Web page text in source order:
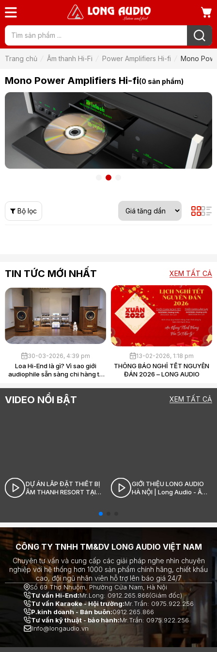
Trang chủ Âm thanh Hi-Fi Power Amplifiers Hi-fi Mono
Mono Power Amplifiers Hi-fi(0 sản phẩm)
Bộ lọc
TIN TỨC MỚI NHẤT XEM TẤT CẢ
30-03-2026, 4:39 pm
Loa Hi-End là gì? Vì sao giới
audiophile sẵn sàng chi hàng tỷ
13-02-2026, 1:18 pm
THÔNG BÁO NGHỈ TẾT NGUYÊN
ĐÁN 2026 – LONG AUDIO
VIDEO NỔI BẬT XEM TẤT CẢ
DỰ ÁN LẮP ĐẶT THIẾT BỊ
ÂM THANH RESORT TẠI
GIỚI THIỆU LONG AUDIO
HÀ NỘI | Long Audio - Âm
CÔNG TY TNHH TM&DV LONG AUDIO VIỆT NAM
Chuyên tư vấn và cung cấp các giải pháp nghe nhìn chuyên
nghiệp với hệ thống hơn 1000 sản phẩm chính hãng, chiết khấu
cao, đội ngũ nhân viên hỗ trợ lên báo giá 24/7
Số 69 Thợ Nhuộm, Phường Cửa Nam, Hà Nội
Tư vấn Hi-End:Mr.Long: 0912.265.866(Giám đốc)
Tư vấn Karaoke - Hội trường:Mr.Trần: 0975.922.256
P.kinh doanh - Bán buôn:0912.265.866
Tư vấn kỹ thuật - bảo hành:Mr.Trần: 0975.922.256
Info@longaudio.vn